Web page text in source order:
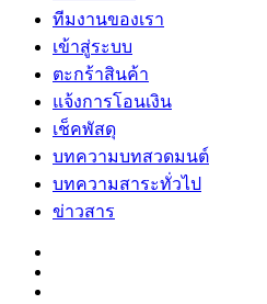
ทีมงานของเรา
เข้าสู่ระบบ
ตะกร้าสินค้า
แจ้งการโอนเงิน
เช็คพัสดุ
บทความบทสวดมนต์
บทความสาระทั่วไป
ข่าวสาร